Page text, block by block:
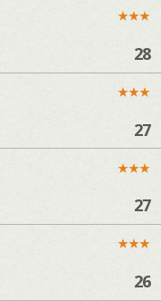
★★★
28
★★★
27
★★★
27
★★★
26